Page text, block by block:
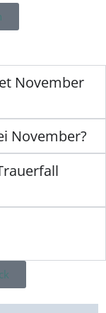
November
November?